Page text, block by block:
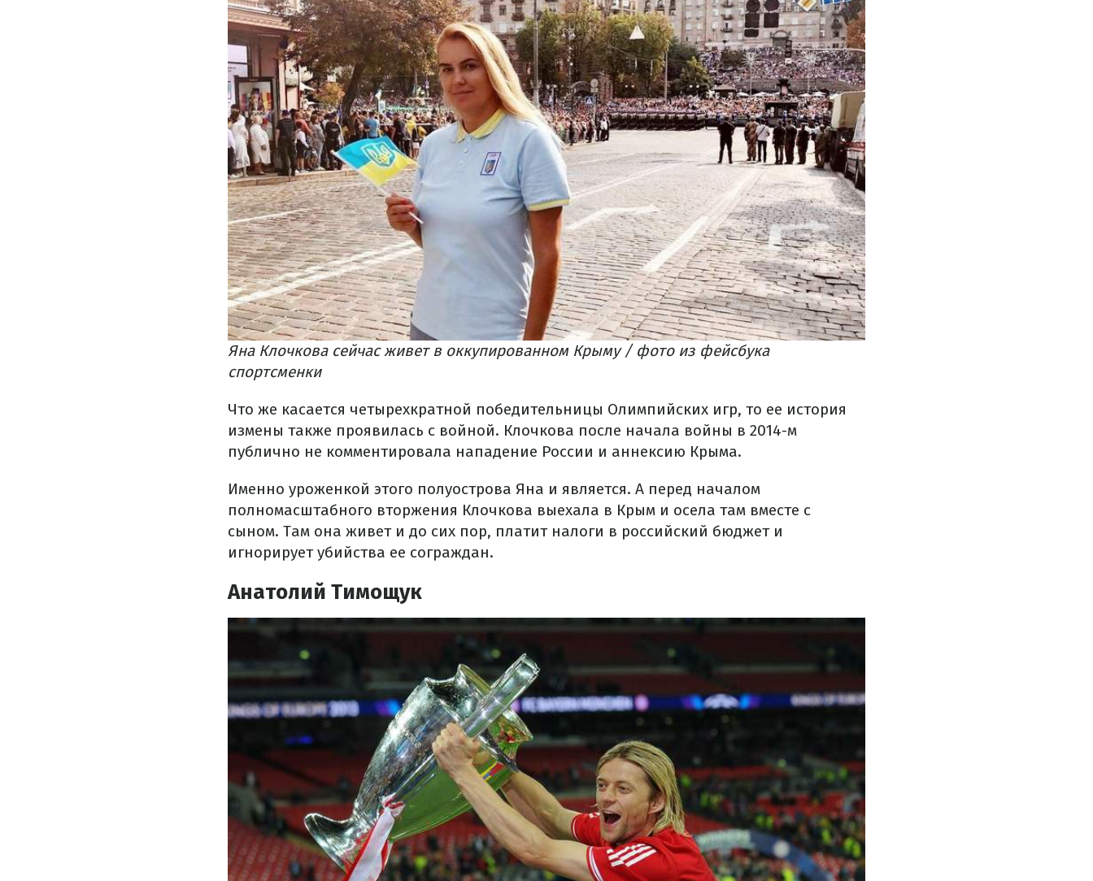
Яна Клочкова сейчас живет в оккупированном Крыму / фото из фейсбука
спортсменки
Что же касается четырехкратной победительницы Олимпийских игр, то ее история
измены также проявилась с войной. Клочкова после начала войны в 2014-м
публично не комментировала нападение России и аннексию Крыма.
Именно уроженкой этого полуострова Яна и является. А перед началом
полномасштабного вторжения Клочкова выехала в Крым и осела там вместе с
сыном. Там она живет и до сих пор, платит налоги в российский бюджет и
игнорирует убийства ее сограждан.
Анатолий Тимощук